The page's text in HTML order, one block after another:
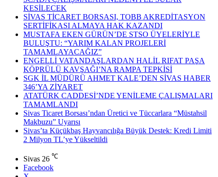
KESİLECEK
SİVAS TİCARET BORSASI, TOBB AKREDİTASYON
SERTİFİKASI ALMAYA HAK KAZANDI
MUSTAFA EKEN GÜRÜN’DE STSO ÜYELERİYLE
BULUŞTU: “YARIM KALAN PROJELERİ
TAMAMLAYACAĞIZ”
ENGELLİ VATANDAŞLARDAN HALİL RIFAT PAŞA
KÖPRÜLÜ KAVŞAĞI’NA RAMPA TEPKİSİ
SGK İL MÜDÜRÜ AHMET KALE’DEN SİVAS HABER
346’YA ZİYARET
ATATÜRK CADDESİ’NDE YENİLEME ÇALIŞMALARI
TAMAMLANDI
Sivas Ticaret Borsası’ndan Üretici ve Tüccarlara “Müstahsil
Makbuzu” Uyarısı
Sivas’ta Küçükbaş Hayvancılığa Büyük Destek: Kredi Limiti
2 Milyon TL’ye Yükseltildi
Sivas 26 ℃
Facebook